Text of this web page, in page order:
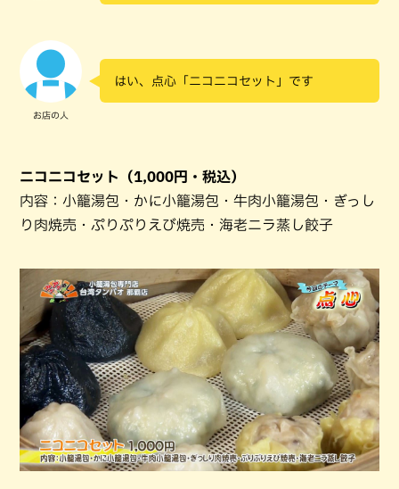
お店の人
はい、点心「ニコニコセット」です
ニコニコセット（1,000円・税込）
内容：小籠湯包・かに小籠湯包・牛肉小籠湯包・ぎっし
り肉焼売・ぷりぷりえび焼売・海老ニラ蒸し餃子